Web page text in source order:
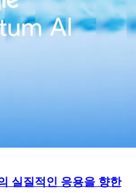
실질적인 응용을 향한